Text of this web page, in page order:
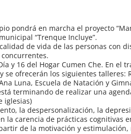
pondrá en marcha el proyecto
“Trenque Incluye”.
de vida de las personas con
y 16 del Hogar Cumen Che. En el
se ofrecerán los siguientes talleres:
Luna, Escuela de Natación y
terminando de realizar una
iglesias)
la despersonalización, la
la carencia de prácticas cognitivas
de la motivación y